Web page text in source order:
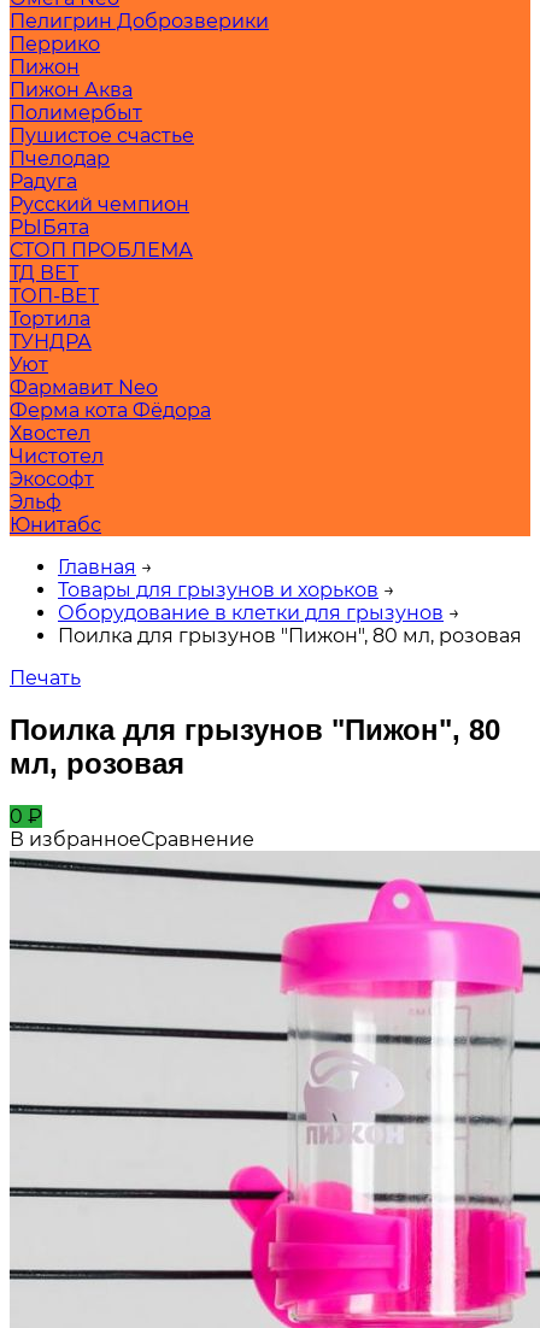
Пелигрин Доброзверики
Перрико
Пижон
Пижон Аква
Полимербыт
Пушистое счастье
Пчелодар
Радуга
Русский чемпион
РЫБята
СТОП ПРОБЛЕМА
ТД ВЕТ
ТОП-ВЕТ
Тортила
ТУНДРА
Уют
Фармавит Neo
Ферма кота Фёдора
Хвостел
Чистотел
Экософт
Эльф
Юнитабс
Главная →
Товары для грызунов и хорьков →
Оборудование в клетки для грызунов →
Поилка для грызунов "Пижон", 80 мл, розовая
Печать
Поилка для грызунов "Пижон", 80
мл, розовая
0 ₽
В избранноеСравнение